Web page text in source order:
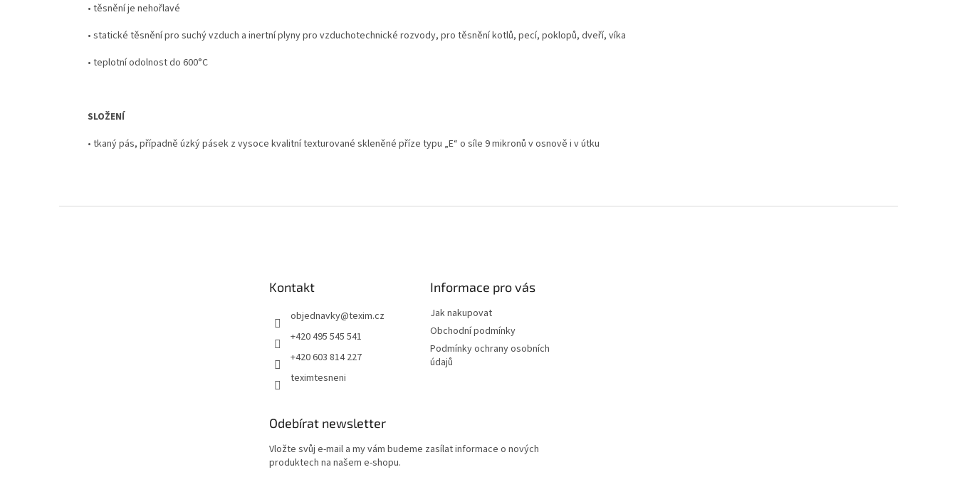
• těsnění je nehořlavé
• statické těsnění pro suchý vzduch a inertní plyny pro vzduchotechnické rozvody, pro těsnění kotlů, pecí, poklopů, dveří, víka
• teplotní odolnost do 600°C
SLOŽENÍ
• tkaný pás, případně úzký pásek z vysoce kvalitní texturované skleněné příze typu „E“ o síle 9 mikronů v osnově i v útku
Kontakt
objednavky@texim.cz
+420 495 545 541
+420 603 814 227
teximtesneni
Informace pro vás
Jak nakupovat
Obchodní podmínky
Podmínky ochrany osobních
údajů
Odebírat newsletter
Vložte svůj e-mail a my vám budeme zasílat informace o nových
produktech na našem e-shopu.